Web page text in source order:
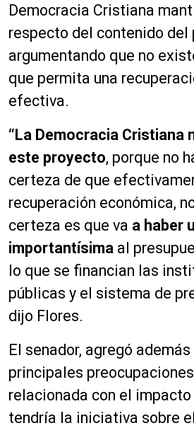
Democracia Cristiana
respecto del contenido del
argumentando que no
que permita una
efectiva.
“La Democracia Cristiana
este proyecto, porque no
certeza de que
recuperación económica,
certeza es que va a haber
importantísima al
lo que se financian las
públicas y el sistema de
dijo Flores.
El senador, agregó
principales
relacionada con el impacto
tendría la iniciativa sobre